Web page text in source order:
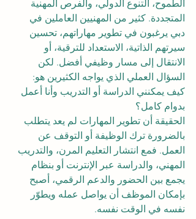
الطموح، التنوع الدولي، والفرص المهنية
المتجددة. كثير من المهنيين العاملين في
دبي يرغبون في تطوير مهاراتهم، تحسين
سيرتهم الذاتية، الاستعداد للترقية، أو
الانتقال إلى مسار وظيفي أفضل. لكن
السؤال العملي الذي يواجه الكثيرين هو:
كيف يمكنني الدراسة أو التدريب وأنا أعمل
بدوام كامل؟
الحقيقة أن تطوير المهارات لم يعد يتطلب
بالضرورة ترك الوظيفة أو التوقف عن
العمل. فمع انتشار التعليم المرن، والتدريب
المهني، والدراسة عبر الإنترنت أو بنظام
يجمع بين الحضور والدعم الرقمي، أصبح
بإمكان الموظف أن يواصل عمله ويطوّر
نفسه في الوقت نفسه.